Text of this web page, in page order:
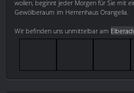
wollen, beginnt jeder Morgen für Sie mit
Gewölberaum im Herrenhaus Orangella.
Wir befinden uns unmittelbar am